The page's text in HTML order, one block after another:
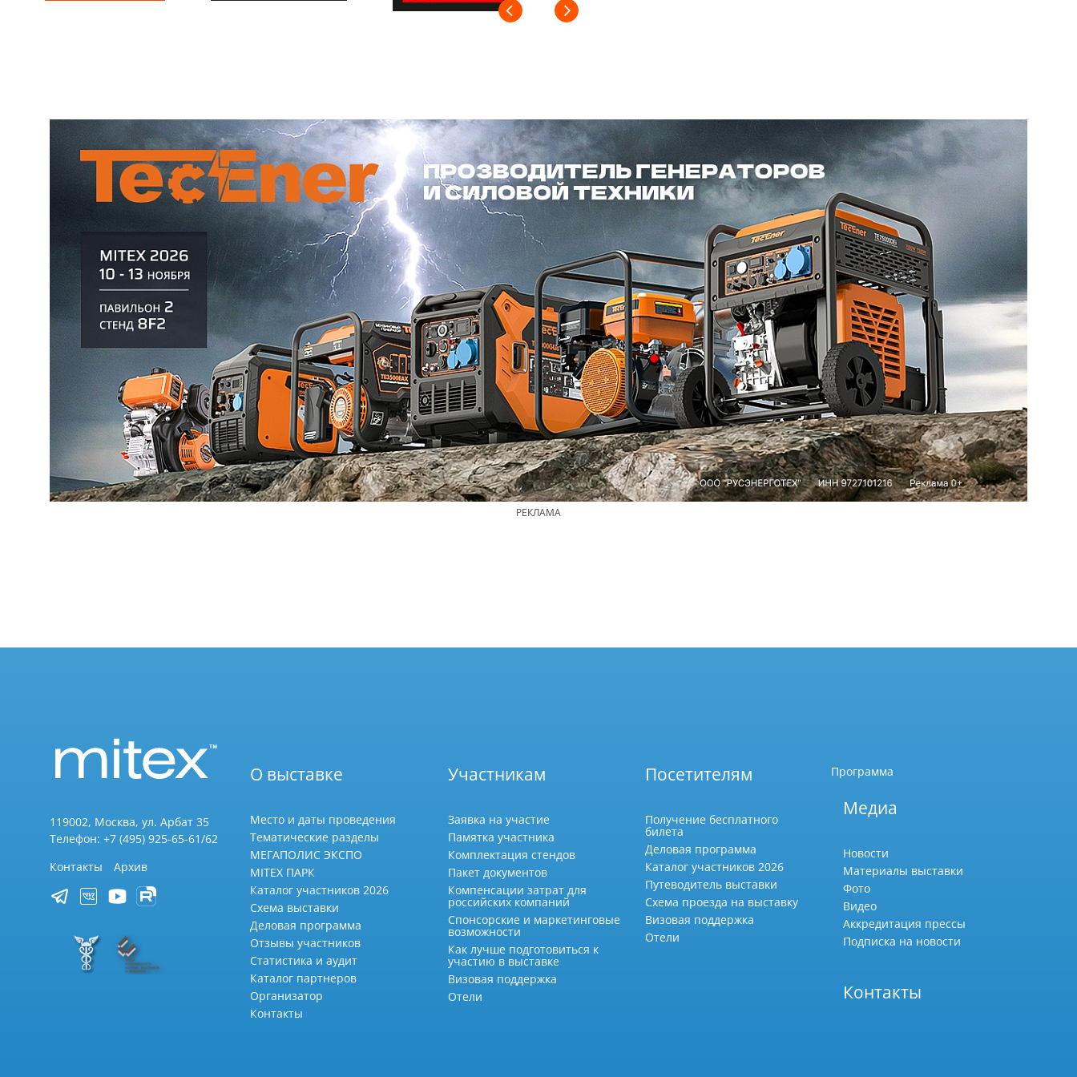
РЕКЛАМА
119002, Москва, ул. Арбат 35
Телефон: +7 (495) 925-65-61/62
Контакты
Архив
О выставке
Место и даты проведения
Тематические разделы
МЕГАПОЛИС ЭКСПО
MITEX ПАРК
Каталог участников 2026
Схема выставки
Деловая программа
Отзывы участников
Статистика и аудит
Каталог партнеров
Организатор
Контакты
Участникам
Заявка на участие
Памятка участника
Комплектация стендов
Пакет документов
Компенсации затрат для
российских компаний
Спонсорские и маркетинговые
возможности
Как лучше подготовиться к
участию в выставке
Визовая поддержка
Отели
Посетителям
Получение бесплатного
билета
Деловая программа
Каталог участников 2026
Путеводитель выставки
Схема проезда на выставку
Визовая поддержка
Отели
Программа
Медиа
Новости
Материалы выставки
Фото
Видео
Аккредитация прессы
Подписка на новости
Контакты